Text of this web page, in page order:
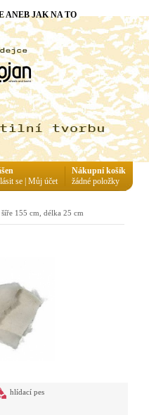
155 cm, délka 25 cm
hlídací pes
ANEB JAK NA TO
Nákupní košík
žádné položky
se Můj účet